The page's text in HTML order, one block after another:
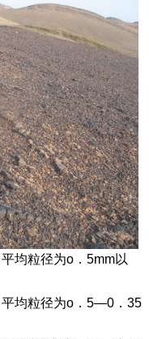
粒径为o．5mm以
均粒径为o．5—0．35